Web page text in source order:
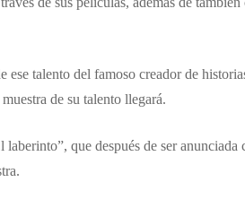
ese talento del famoso creador de
de su talento llegará.
que después de ser